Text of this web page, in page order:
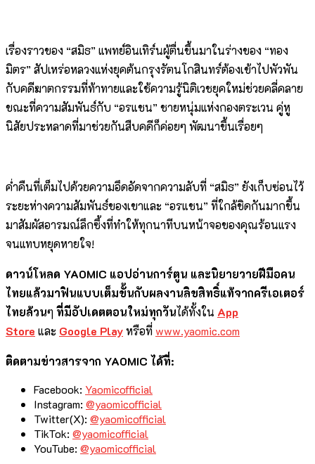
เรื่องราวของ “สมิธ” แพทย์อินเทิร์นผู้ตื่นขึ้นมาในร่างของ “ทอง
มิตร” สัปเหร่อหลวงแห่งยุคต้นกรุงรัตนโกสินทร์ต้องเข้าไปพัวพัน
กับคดีฆาตกรรมที่ท้าทายและใช้ความรู้นิติเวชยุคใหม่ช่วยคลี่คลาย
ขณะที่ความสัมพันธ์กับ “อรแชน” ชายหนุ่มแห่งกองตระเวน คู่หู
นิสัยประหลาดที่มาช่วยกันสืบคดีก็ค่อยๆ พัฒนาขึ้นเรื่อยๆ
ค่ำคืนที่เต็มไปด้วยความอึดอัดจากความลับที่ “สมิธ” ยังเก็บซ่อนไว้
ระยะห่างความสัมพันธ์ของเขาและ “อรแชน” ที่ใกล้ชิดกันมากขึ้น
มาสัมผัสอารมณ์ลึกซึ้งที่ทำให้ทุกนาทีบนหน้าจอของคุณร้อนแรง
จนแทบหยุดหายใจ!
ดาวน์โหลด YAOMIC แอปอ่านการ์ตูน และนิยายวายฝีมือคน
ไทยแล้วมาฟินแบบเต็มขั้นกับผลงานลิขสิทธิ์แท้จากครีเอเตอร์
ไทยล้วนๆที่มีอัปเดตตอนใหม่ทุกวันได้ทั้งใน App
Store และ Google Playหรือที่www.yaomic.com
ติดตามข่าวสารจาก YAOMIC ได้ที่:
Facebook: Yaomicofficial
Instagram: @yaomicofficial
Twitter(X): @yaomicofficial
TikTok: @yaomicofficial
YouTube: @yaomicofficial